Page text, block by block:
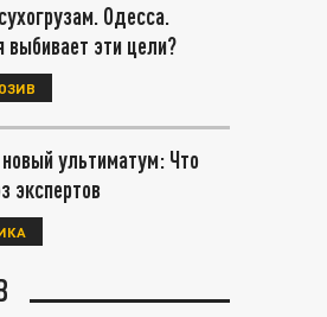
Одесса.
выбивает эти цели?
ультиматум: Что
экспертов